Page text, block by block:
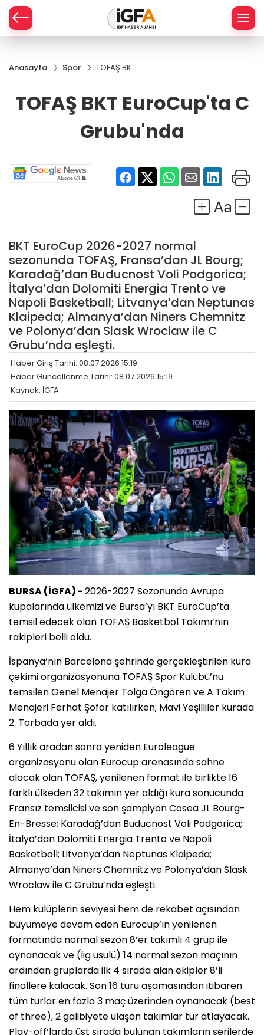
Anasayfa Spor
TOFAŞ BKT
Grubu'nda
TOFAŞ BKT EuroCup'ta C
Grubu'nda
BKT EuroCup 2026-2027 normal
sezonunda TOFAŞ, Fransa’dan JL Bourg;
Karadağ’dan Buducnost Voli Podgorica;
İtalya’dan Dolomiti Energia Trento ve
Napoli Basketball; Litvanya’dan Neptunas
Klaipeda; Almanya’dan Niners Chemnitz
ve Polonya’dan Slask Wroclaw ile C
Grubu’nda eşleşti.
Haber Giriş Tarihi: 08.07.2026 15:19
Haber Güncellenme Tarihi: 08.07.2026 15:19
Kaynak: İGFA
BURSA (İGFA) -2026-2027 Sezonunda Avrupa
kupalarında ülkemizi ve Bursa’yı BKT EuroCup’ta
temsil edecek olan TOFAŞ Basketbol Takımı’nın
rakipleri belli oldu.
İspanya’nın Barcelona şehrinde gerçekleştirilen kura
çekimi organizasyonuna TOFAŞ Spor Kulübü’nü
temsilen Genel Menajer Tolga Öngören ve A Takım
Menajeri Ferhat Şoför katılırken; Mavi Yeşilliler kurada
2. Torbada yer aldı.
6 Yıllık aradan sonra yeniden Euroleague
organizasyonu olan Eurocup arenasında sahne
alacak olan TOFAŞ, yenilenen format ile birlikte 16
farklı ülkeden 32 takımın yer aldığı kura sonucunda
Fransız temsilcisi ve son şampiyon Cosea JL Bourg-
En-Bresse; Karadağ’dan Buducnost Voli Podgorica;
İtalya’dan Dolomiti Energia Trento ve Napoli
Basketball; Litvanya’dan Neptunas Klaipeda;
Almanya’dan Niners Chemnitz ve Polonya’dan Slask
Wroclaw ile C Grubu’nda eşleşti.
Hem kulüplerin seviyesi hem de rekabet açısından
büyümeye devam eden Eurocup’ın yenilenen
formatında normal sezon 8’er takımlı 4 grup ile
oynanacak ve (lig usulü) 14 normal sezon maçının
ardından gruplarda ilk 4 sırada alan ekipler 8’li
finallere kalacak. Son 16 turu aşamasından itibaren
tüm turlar en fazla 3 maç üzerinden oynanacak (best
of three), 2 galibiyete ulaşan takımlar tur atlayacak.
Play-off’larda üst sırada bulunan takımların serilerde